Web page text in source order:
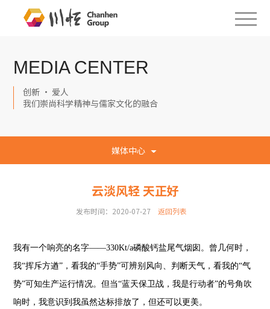
MEDIA CENTER
创新 · 爱人
我们崇尚科学精神与儒家文化的融合
媒体中心
云淡风轻 天正好
发布时间：2020-07-27 返回列表
我有一个响亮的名字——330Kt/a磷酸钙盐尾气烟囱。曾几何时，
我“挥斥方遒”，看我的“手势”可辨别风向、判断天气，看我的“气
势”可知生产运行情况。但当“蓝天保卫战，我是行动者”的号角吹
响时，我意识到我虽然达标排放了，但还可以更美。